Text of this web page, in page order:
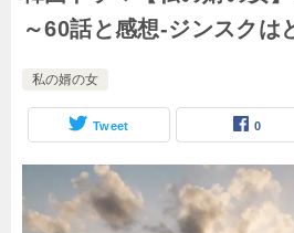
～60話と感想-ジンスクは
私の婿の女
Tweet 0